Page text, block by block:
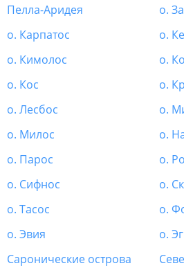
Пелла-Аридея
о.
о. Карпатос
о.
о. Кимолос
о.
о. Кос
о.
о. Лесбос
о.
о. Милос
о.
о. Парос
о.
о. Сифнос
о.
о. Тасос
о.
о. Эвия
о.
Саронические острова